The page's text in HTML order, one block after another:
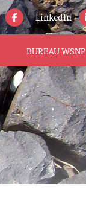
LinkedIn
BUREAU WSNP